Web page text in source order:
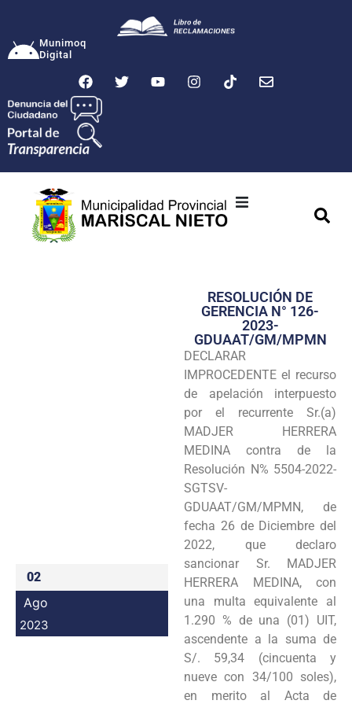
Munimoq
Digital
Transparencia
Seguridad
Programas
Intranet
02
Ago
2023
RESOLUCIÓN DE
GERENCIA N° 126-
2023-
GDUAAT/GM/MPMN
DECLARAR
IMPROCEDENTE el recurso
de apelación interpuesto
por el recurrente Sr.(a)
MADJER HERRERA
MEDINA contra de la
Resolución N% 5504-2022-
SGTSV-
GDUAAT/GM/MPMN, de
fecha 26 de Diciembre del
2022, que declaro
sancionar Sr. MADJER
HERRERA MEDINA, con
una multa equivalente al
1.290 % de una (01) UIT,
ascendente a la suma de
S/. 59,34 (cincuenta y
nueve con 34/100 soles),
en merito al Acta de